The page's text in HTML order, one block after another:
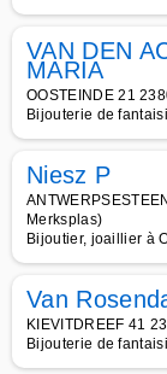
VAN DEN
MARIA
OOSTEINDE 21
Bijouterie de
Niesz P
Merksplas)
Bijoutier, joaillier à
Van
KIEVITDREEF 41
Bijouterie de